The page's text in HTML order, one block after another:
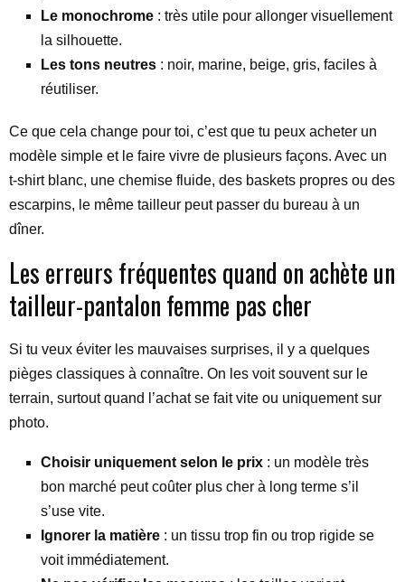
Le monochrome : très utile pour allonger visuellement
la silhouette.
Les tons neutres : noir, marine, beige, gris, faciles à
réutiliser.
Ce que cela change pour toi, c’est que tu peux acheter un
modèle simple et le faire vivre de plusieurs façons. Avec un
t-shirt blanc, une chemise fluide, des baskets propres ou des
escarpins, le même tailleur peut passer du bureau à un
dîner.
Les erreurs fréquentes quand on achète un
tailleur-pantalon femme pas cher
Si tu veux éviter les mauvaises surprises, il y a quelques
pièges classiques à connaître. On les voit souvent sur le
terrain, surtout quand l’achat se fait vite ou uniquement sur
photo.
Choisir uniquement selon le prix : un modèle très
bon marché peut coûter plus cher à long terme s’il
s’use vite.
Ignorer la matière : un tissu trop fin ou trop rigide se
voit immédiatement.